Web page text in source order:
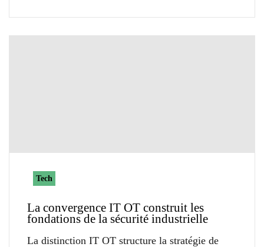
Tech
La convergence IT OT construit les
fondations de la sécurité industrielle
La distinction IT OT structure la stratégie de